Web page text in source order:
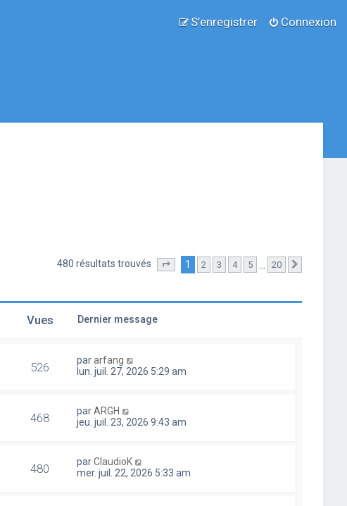
Connexion
S’enregistrer
480 résultats trouvés Page sur 20
1 2 3 4 5 20
Vues Dernier message
526 pararfang
lun. juil. 27, 2026 5:29 am
468 parARGH
jeu. juil. 23, 2026 9:43 am
480 parClaudioK
mer. juil. 22, 2026 5:33 am